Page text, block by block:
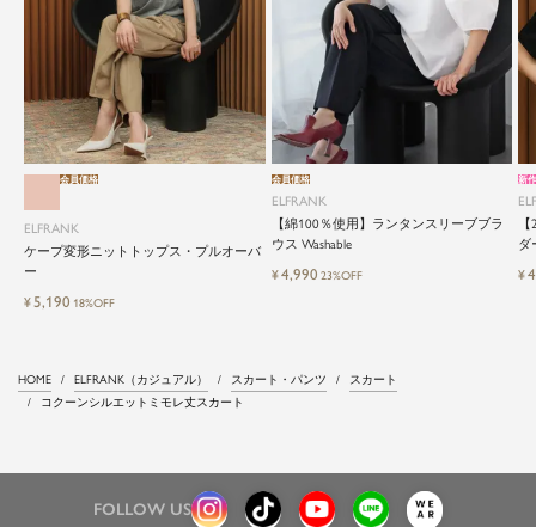
ELFRANK
ケープ変形ニットトップス・プルオーバ
ー
会員価格
¥5,190 18%OFF
ELFRANK
【綿100％使用】ランタンスリーブブラ
ウス Washable
会員価格
¥4,990 23%OFF
ダ
新
¥
HOME ELFRANK（カジュアル） スカート・パンツ
スカート
コクーンシルエットミモレ丈スカート
FOLLOW US